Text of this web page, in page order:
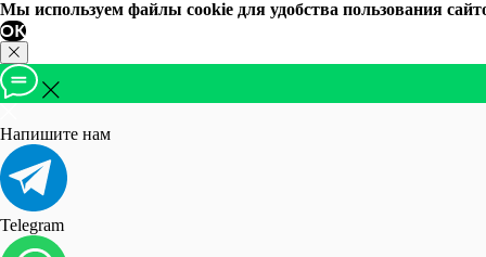
Мы используем файлы cookie для удобства пользования
ОК
Напишите нам
Telegram